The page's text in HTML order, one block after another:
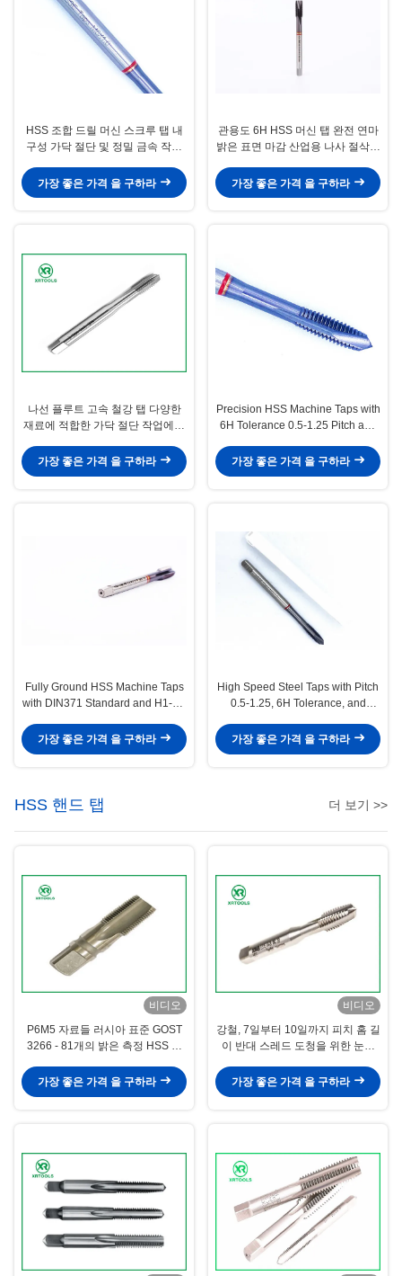
HSS 조합 드릴 머신 스크루 탭 내
구성 가닥 절단 및 정밀 금속 작업
가장 좋은 가격 을 구하라
관용도 6H HSS 머신 탭 완전 연마
밝은 표면 마감 산업용 나사 절삭용
가장 좋은 가격 을 구하라
나선 플루트 고속 철강 탭 다양한
재료에 적합한 가닥 절단 작업에서
가장 좋은 가격 을 구하라
Precision HSS Machine Taps with
6H Tolerance 0.5-1.25 Pitch and
Thread Cutting
가장 좋은 가격 을 구하라
Fully Ground HSS Machine Taps
with DIN371 Standard and H1-H4
Threading
가장 좋은 가격 을 구하라
High Speed Steel Taps with Pitch
0.5-1.25, 6H Tolerance, and
Threading
가장 좋은 가격 을 구하라
HSS 핸드 탭 더 보기 >>
비디오
P6M5 자료들 러시아 표준 GOST
3266 - 81개의 밝은 측정 HSS 핸
가장 좋은 가격 을 구하라
비디오
강철, 7일부터 10일까지 피치 홈 길
이 반대 스레드 도청을 위한 눈이
가장 좋은 가격 을 구하라